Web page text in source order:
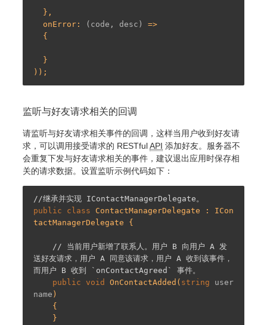
  onError:
(code, desc)
=>
监听与好友请求相关的回调
请监听与好友请求相关事件的回调，这样当用户收到好友请
求，可以调用接受请求的 RESTfulAPI 添加好友。服务器不
会重复下发与好友请求相关的事件，建议退出应用时保存相
关的请求数据。设置监听示例代码如下：
//继承并实现 IContactManagerDelegate。
public
class ContactManagerDelegate : ICon
tactManagerDelegate {
// 当前用户新增了联系人。用户 B 向用户 A 发
送好友请求，用户 A 同意该请求，用户 A 收到该事件，
而用户 B 收到 `onContactAgreed` 事件。
public void OnContactAdded ( string user
name )
{